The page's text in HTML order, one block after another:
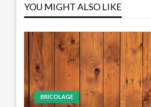
l’article
YOU MIGHT ALSO LIKE
BRICOLAGE